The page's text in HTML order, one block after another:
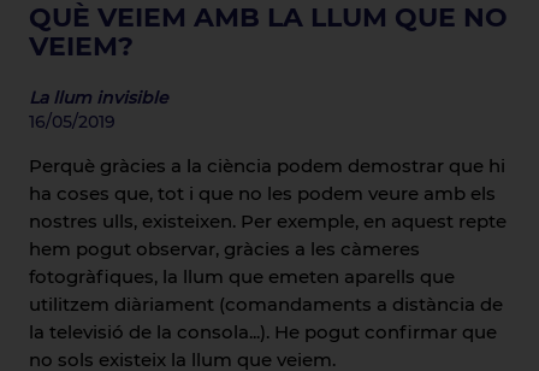
QUÈ VEIEM AMB LA LLUM QUE NO
VEIEM?
La llum invisible
16/05/2019
Perquè gràcies a la ciència podem demostrar que hi
ha coses que, tot i que no les podem veure amb els
nostres ulls, existeixen. Per exemple, en aquest repte
hem pogut observar, gràcies a les càmeres
fotogràfiques, la llum que emeten aparells que
utilitzem diàriament (comandaments a distància de
la televisió de la consola...). He pogut confirmar que
no sols existeix la llum que veiem.